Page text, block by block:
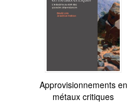
Approvisionnements en
métaux critiques